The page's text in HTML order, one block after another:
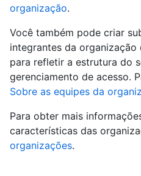
organização.
Você também pode criar
integrantes da organização
para refletir a estrutura do
gerenciamento de acesso.
Sobre as equipes da
Para obter mais
características das
organizações.